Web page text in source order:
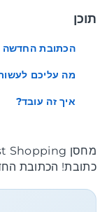
תוכן
הכתובת החדשה
מה עליכם
איך זה עובד?
כתובת! הכתובת החדשה